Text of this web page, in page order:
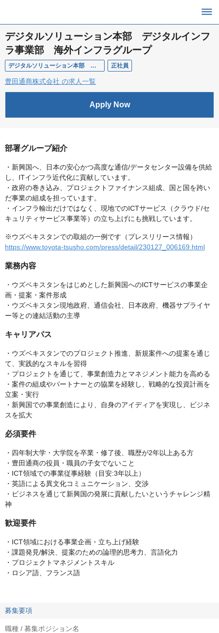
デジタルソリューション本部 デジタルインフ
ラ事業部 海外インフラグループ
デジタルソリューション本部 デジタルインフラ事業部 海外インフラグループ 正社員
豊田通商株式会社 の求人一覧
Apply Now
部署グループ紹介
・新興国へ、日本の安心かつ高度な通信/データセンター設備を供給
し、ITインフラ近代化に貢献しています。
・政府の巻き込み、プロジェクトファイナンス組成、国と国を跨い
だ事業の組成を担っています。
・インフラ輸出だけではなく、現地でのICTサービス（クラウド/セ
キュリティサービス事業等）の立ち上げにも挑戦しています。
※ウズベキスタンでの取組の一例です（プレスリリース情報）
https://www.toyota-tsusho.com/press/detail/230127_006169.html
業務内容
・ウズベキスタンをはじめとした新興国へのICTサービスの事業企
画・提案・案件形成
・ウズベキスタン現地政府、通信会社、日本政府、機器サプライヤ
ー等との連結活動の主導
キャリアパス
・ウズベキスタンでのプロジェクト推進、新規案件への提案を通じ
て、実践的なスキルを習得
・プロジェクトを通じて、事業創造力とマネジメント能力を高める
・案件の組成やパートナーとの協業を経験し、戦略的な投資計画を
立案・実行
・新興国での事業創造により、自身のアイディアを実現し、ビジネ
スを拡大
必須要件
・四年制大学・大学院を卒業・修了後、職歴が2年以上ある方
・豊田通商の役員・職員の子女でないこと
・ICT領域での事業従事経験（目安:3年以上）
・英語による異文化コミュニケーション、交渉
・ビジネスを通じて新興国の発展に貢献したいというチャレンジ精
神
歓迎要件
・ICT領域における事業企画・立ち上げ経験
・課題発見/解決、提案のための論理的思考力、言語化力
・プロジェクトマネジメントスキル
・ロシア語、フランス語
募集要項
職種 / 募集ポジション名